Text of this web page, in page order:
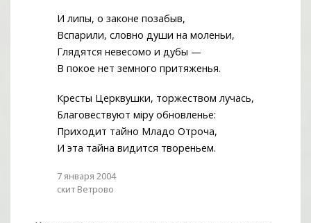
И липы, о законе позабыв,
Вспарили, словно души на моленьи,
Глядятся невесомо и дубы —
В покое нет земного притяженья.
Кресты Церквушки, торжеством лучась,
Благовествуют мiру обновленье:
Приходит тайно Младо Отроча,
И эта тайна видится твореньем.
7 января 2004
скит Ветрово